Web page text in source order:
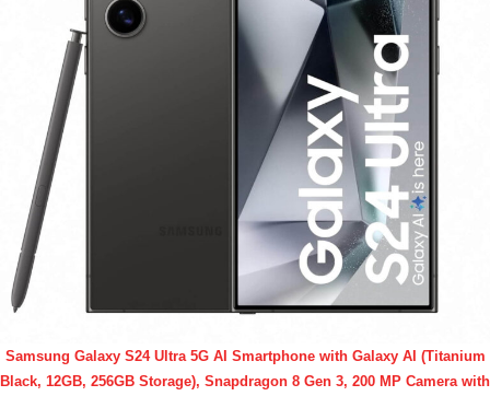
Samsung Galaxy S24 Ultra 5G AI Smartphone with Galaxy AI (Titanium
Black, 12GB, 256GB Storage), Snapdragon 8 Gen 3, 200 MP Camera with